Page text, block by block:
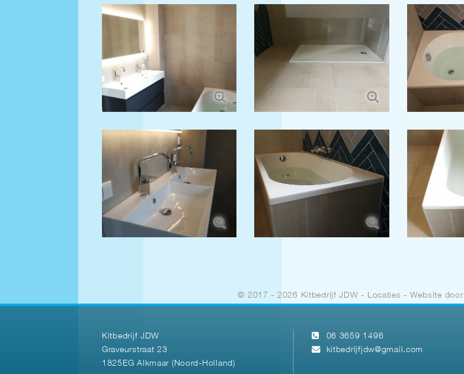
© 2017 - 2026 Kitbedrijf JDW - Locaties - Website door
Kitbedrijf JDW
Graveurstraat 23
1825EG Alkmaar (Noord-Holland)
06 3659 1496
kitbedrijfjdw@gmail.com